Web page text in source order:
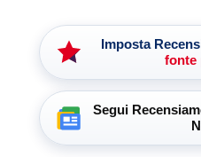
Imposta
fonte
Segui